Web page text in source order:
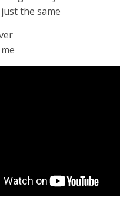
the same